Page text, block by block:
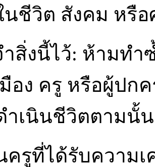
ชีวิต สังคม หรือ
ำสิ่งนี้ไว้: ห้ามท
อง ครู หรือผู้ป
ำเนินชีวิตตามนั้
ครูที่ได้รับความ